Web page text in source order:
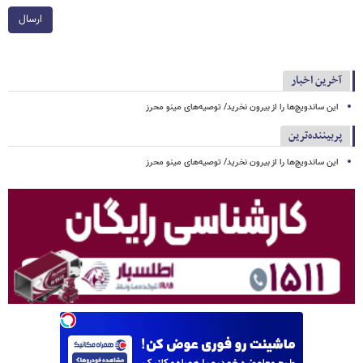
ارسال
آخرین اخبار
این ساندویچ‌ها را از بیرون نخرید/ توصیه‌های مینو محرز
پربیننده‌ترین
این ساندویچ‌ها را از بیرون نخرید/ توصیه‌های مینو محرز